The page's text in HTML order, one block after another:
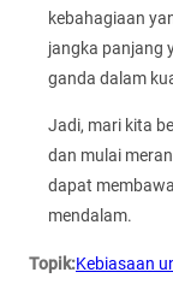
kebahagiaan
jangka panjang
ganda dalam
Jadi, mari kita
dan mulai
dapat
mendalam.
Topik:Kebiasaan